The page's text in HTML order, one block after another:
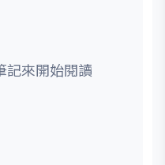
記來開始閱讀